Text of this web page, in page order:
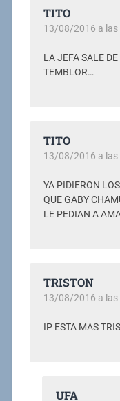
TITO
13/08/2016 a las
LA JEFA SALE
TEMBLOR…
TITO
13/08/2016 a las
YA PIDIERON
QUE GABY
LE PEDIAN A
TRISTON
13/08/2016 a las
IP ESTA MAS
UFA